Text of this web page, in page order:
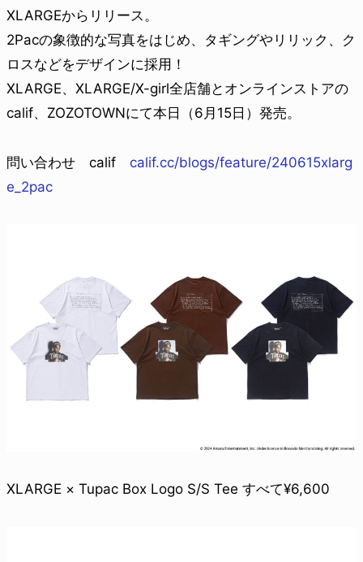
XLARGEからリリース。
2Pacの象徴的な写真をはじめ、タギングやリリック、ク
ロスなどをデザインに採用！
XLARGE、XLARGE/X-girl全店舗とオンラインストアの
calif、ZOZOTOWNにて本日（6月15日）発売。
問い合わせ calif calif.cc/blogs/feature/240615xlarg
e_2pac
XLARGE × Tupac Box Logo S/S Tee すべて¥6,600